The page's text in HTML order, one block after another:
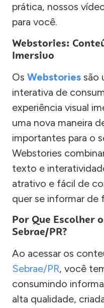
prática, nossos
para você.
Webstories:
Imersivo
Os Webstories são
interativa de
experiência visual
uma nova maneira
importantes para o
Webstories
texto e
atrativo e fácil de
quer se informar de
Por Que Escolher
Sebrae/PR?
Ao acessar os
Sebrae/PR, você
consumindo
alta qualidade,